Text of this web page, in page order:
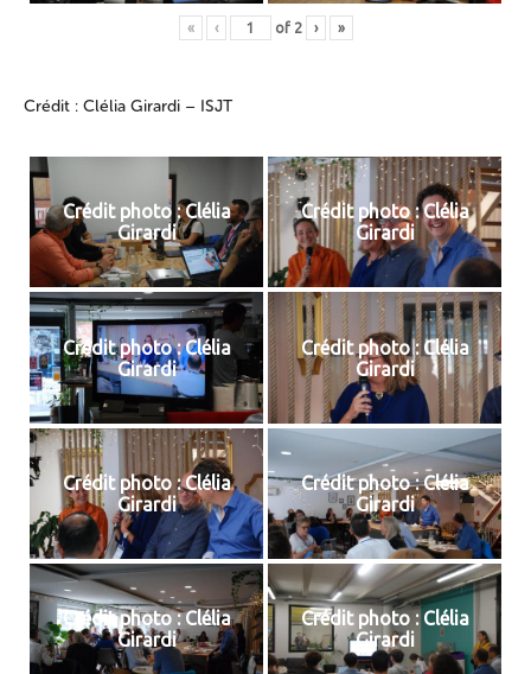
« ‹ of 2 › »
Crédit : Clélia Girardi – ISJT
Crédit photo : Clélia
Girardi
Crédit photo : Clélia
Girardi
Crédit photo : Clélia
Girardi
Crédit photo : Clélia
Girardi
Crédit photo : Clélia
Girardi
Crédit photo : Clélia
Girardi
Crédit photo : Clélia
Girardi
Crédit photo : Clélia
Girardi